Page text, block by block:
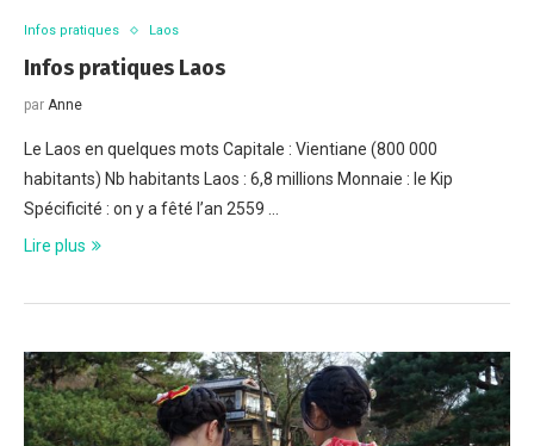
Infos pratiques Laos
Infos pratiques Laos
par Anne
Le Laos en quelques mots Capitale : Vientiane (800 000
habitants) Nb habitants Laos : 6,8 millions Monnaie : le Kip
Spécificité : on y a fêté l’an 2559 …
Lire plus